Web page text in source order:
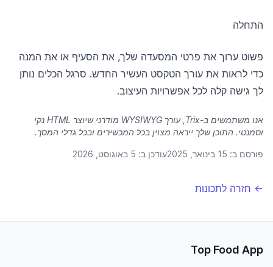
התחלה
פשוט ערוך את פרטי המסעדה שלך, את הסעיף או את המנה
כדי לראות את עורך הטקסט העשיר החדש. סרגל הכלים נותן
לך גישה קלה לכל אפשרויות העיצוב.
אנו משתמשים ב-Trix, עורך WYSIWYG מודרני שיוצר HTML נקי
וסמנטי. התוכן שלך ייראה מצוין בכל המכשירים ובכל גדלי המסך.
פורסם ב: 15 בינואר, 2025 עודכן ב: 5 באוגוסט, 2026
← חזרה לתכונות
Top Food App